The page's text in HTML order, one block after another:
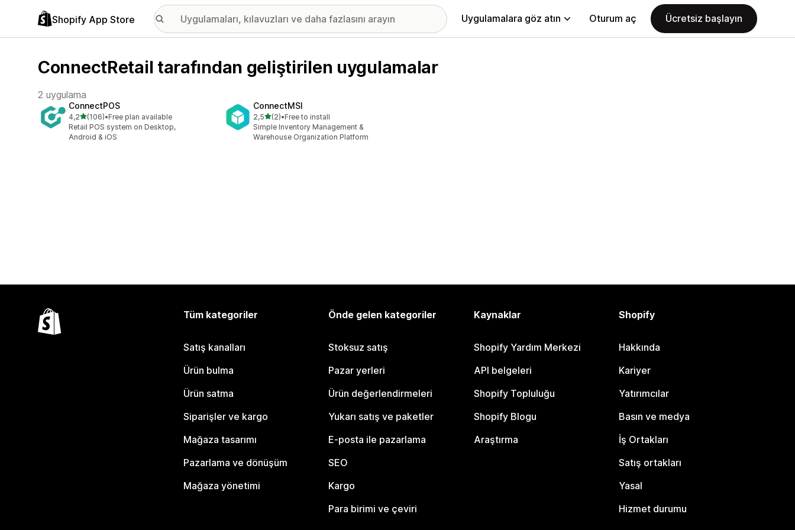
Shopify App Store Uygulamalara göz atın Oturum aç Ücretsiz başlayın
ConnectRetail tarafından geliştirilen uygulamalar
2 uygulama
ConnectPOS
4,25 yıldız üzerinden
(106)
toplam 106 değerlendirme
•Free plan available
Retail POS system on Desktop,
Android & iOS
ConnectMSI
2,55 yıldız üzerinden
(2)
toplam 2 değerlendirme
•Free to install
Simple Inventory Management &
Warehouse Organization Platform
Tüm kategoriler
Satış kanalları
Ürün bulma
Ürün satma
Siparişler ve kargo
Mağaza tasarımı
Pazarlama ve dönüşüm
Mağaza yönetimi
Önde gelen kategoriler
Stoksuz satış
Pazar yerleri
Ürün değerlendirmeleri
Yukarı satış ve paketler
E-posta ile pazarlama
SEO
Kargo
Para birimi ve çeviri
Kaynaklar
Shopify Yardım Merkezi
API belgeleri
Shopify Topluluğu
Shopify Blogu
Araştırma
Shopify
Hakkında
Kariyer
Yatırımcılar
Basın ve medya
İş Ortakları
Satış ortakları
Yasal
Hizmet durumu